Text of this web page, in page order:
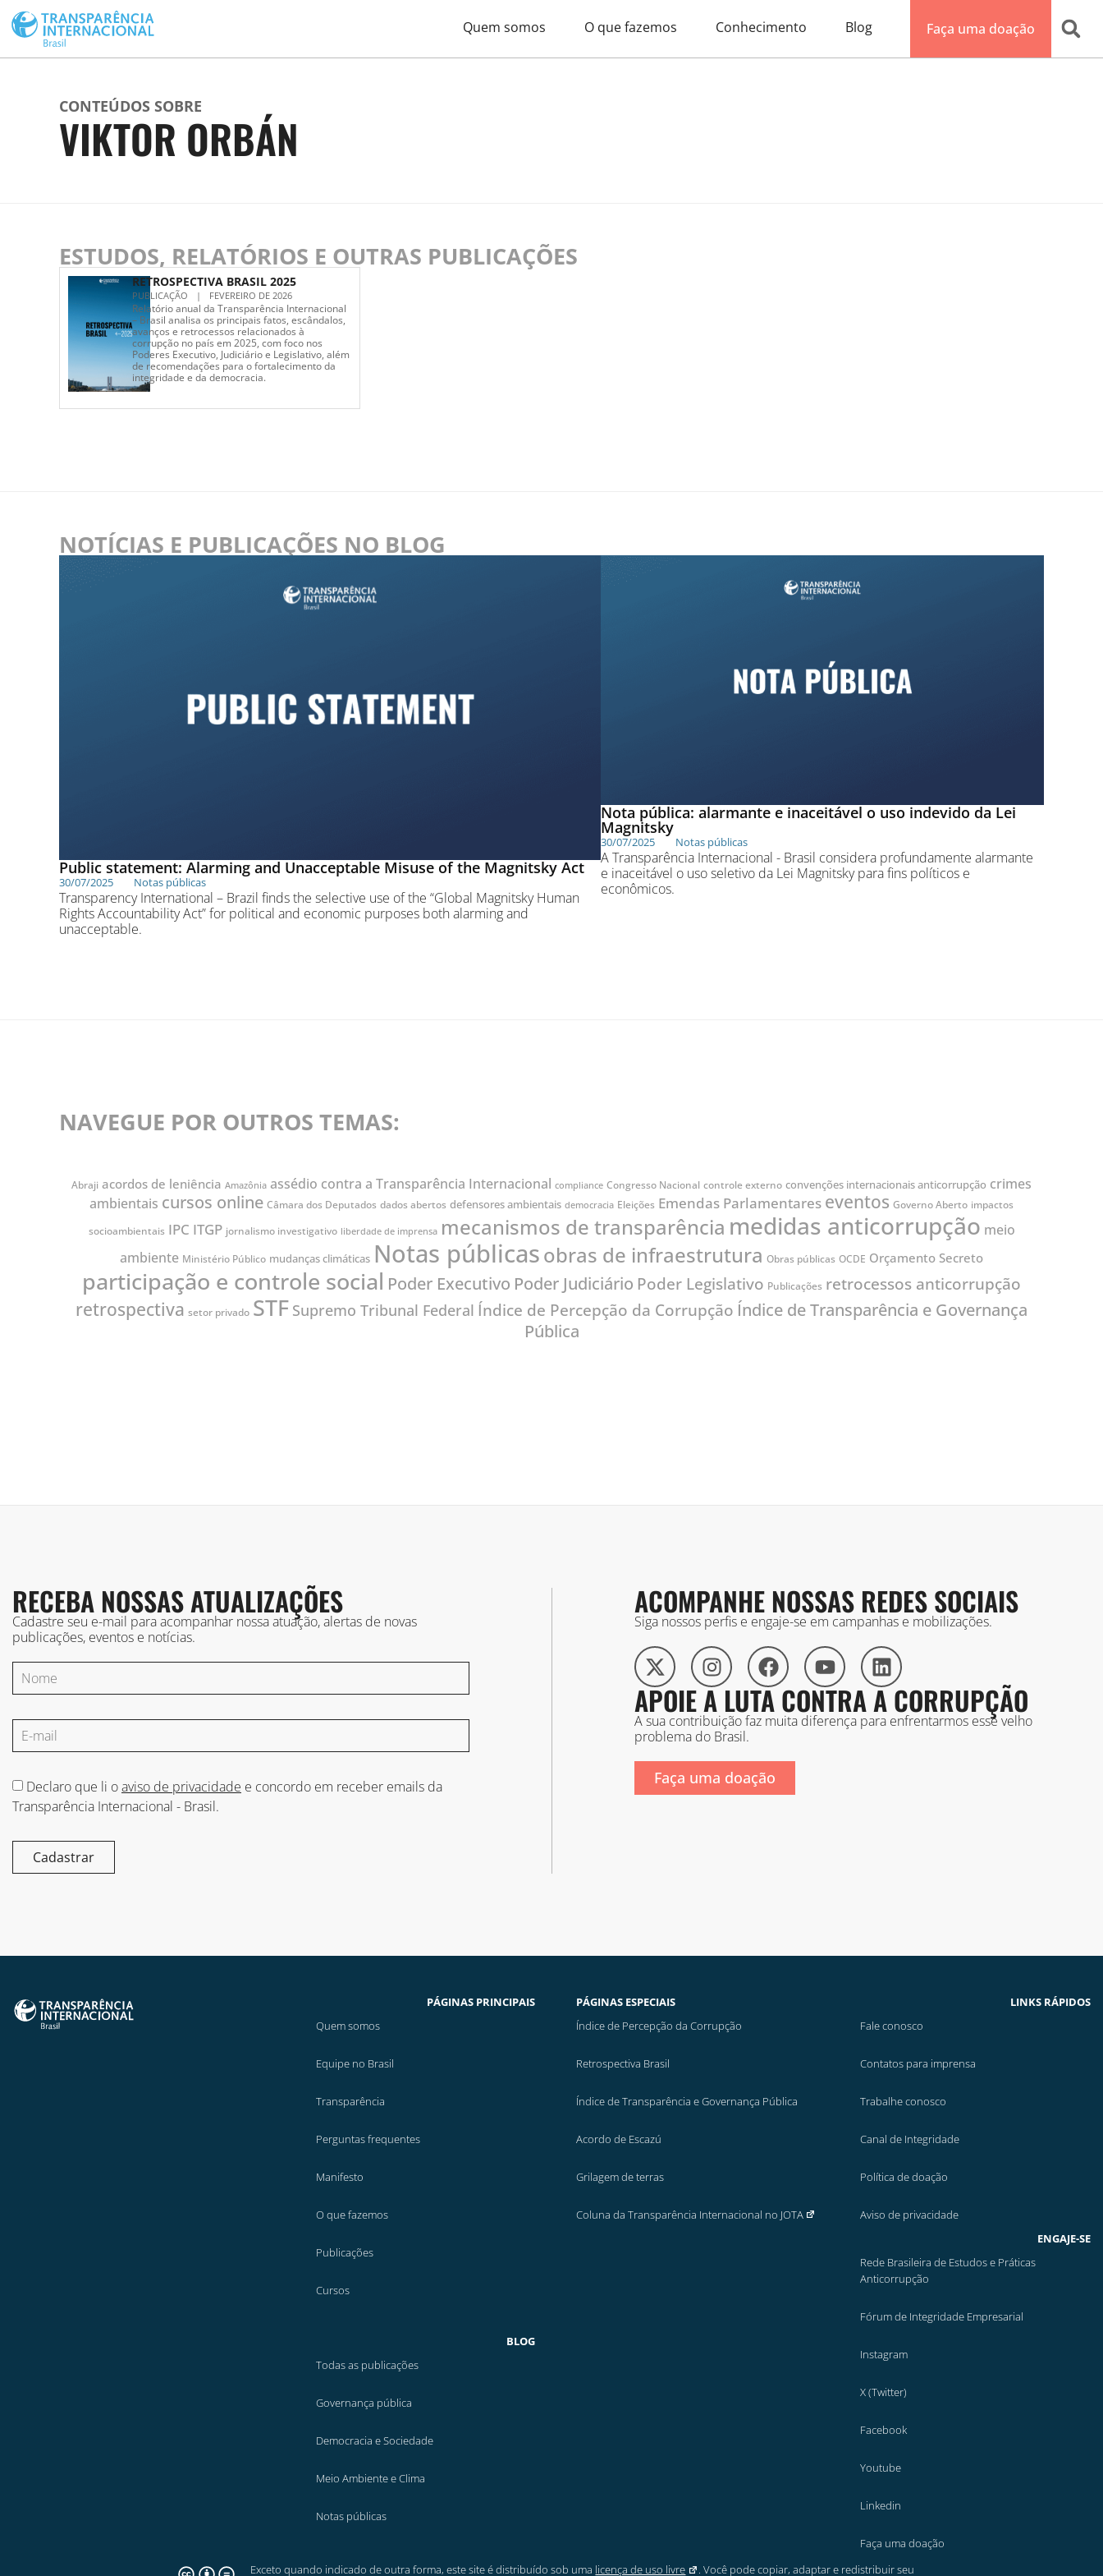
Quem somos O que fazemos Conhecimento Blog Faça uma doação
CONTEÚDOS SOBRE
VIKTOR ORBÁN
ESTUDOS, RELATÓRIOS E OUTRAS PUBLICAÇÕES
RETROSPECTIVA BRASIL 2025
PUBLICAÇÃO | FEVEREIRO DE 2026
Relatório anual da Transparência Internacional
– Brasil analisa os principais fatos, escândalos,
avanços e retrocessos relacionados à
corrupção no país em 2025, com foco nos
Poderes Executivo, Judiciário e Legislativo, além
de recomendações para o fortalecimento da
integridade e da democracia.
NOTÍCIAS E PUBLICAÇÕES NO BLOG
Public statement: Alarming and Unacceptable Misuse of the Magnitsky Act
30/07/2025 Notas públicas
Transparency International – Brazil finds the selective use of the “Global Magnitsky Human
Rights Accountability Act” for political and economic purposes both alarming and
unacceptable.
Nota pública: alarmante e inaceitável o uso indevido da Lei
Magnitsky
30/07/2025 Notas públicas
A Transparência Internacional - Brasil considera profundamente alarmante
e inaceitável o uso seletivo da Lei Magnitsky para fins políticos e
econômicos.
NAVEGUE POR OUTROS TEMAS:
Abraji acordos de leniência Amazônia assédio contra a Transparência Internacional compliance Congresso Nacional controle externo convenções internacionais anticorrupção crimes
ambientais cursos online Câmara dos Deputados dados abertos defensores ambientais democracia Eleições Emendas Parlamentares eventos Governo Aberto impactos
socioambientais IPC ITGP jornalismo investigativo liberdade de imprensa mecanismos de transparência medidas anticorrupção meio
ambiente Ministério Público mudanças climáticas Notas públicasobras de infraestrutura Obras públicas OCDE Orçamento Secreto
participação e controle social Poder Executivo Poder Judiciário Poder Legislativo Publicações retrocessos anticorrupção
retrospectiva setor privado STF Supremo Tribunal Federal Índice de Percepção da Corrupção Índice de Transparência e Governança
Pública
RECEBA NOSSAS ATUALIZAÇÕES
Cadastre seu e-mail para acompanhar nossa atuação, alertas de novas
publicações, eventos e notícias.
Declaro que li oaviso de privacidade e concordo em receber emails da
Transparência Internacional - Brasil.
Cadastrar
ACOMPANHE NOSSAS REDES SOCIAIS
Siga nossos perfis e engaje-se em campanhas e mobilizações.
APOIE A LUTA CONTRA A CORRUPÇÃO
A sua contribuição faz muita diferença para enfrentarmos esse velho
problema do Brasil.
Faça uma doação
PÁGINAS PRINCIPAIS
Quem somos
Equipe no Brasil
Transparência
Perguntas frequentes
Manifesto
O que fazemos
Publicações
Cursos
BLOG
Todas as publicações
Governança pública
Democracia e Sociedade
Meio Ambiente e Clima
Notas públicas
PÁGINAS ESPECIAIS
Índice de Percepção da Corrupção
Retrospectiva Brasil
Índice de Transparência e Governança Pública
Acordo de Escazú
Grilagem de terras
Coluna da Transparência Internacional no JOTA
LINKS RÁPIDOS
Fale conosco
Contatos para imprensa
Trabalhe conosco
Canal de Integridade
Política de doação
Aviso de privacidade
ENGAJE-SE
Rede Brasileira de Estudos e Práticas
Anticorrupção
Fórum de Integridade Empresarial
Instagram
X (Twitter)
Facebook
Youtube
Linkedin
Faça uma doação
Exceto quando indicado de outra forma, este site é distribuído sob uma licença de uso livre . Você pode copiar, adaptar e redistribuir seu